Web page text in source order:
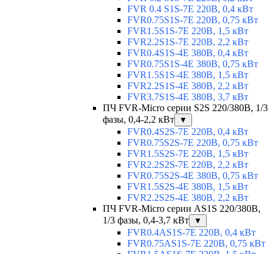
FVR 0.4 S1S-7E 220В, 0,4 кВт
FVR0.75S1S-7E 220В, 0,75 кВт
FVR1.5S1S-7E 220В, 1,5 кВт
FVR2.2S1S-7E 220В, 2,2 кВт
FVR0.4S1S-4E 380В, 0,4 кВт
FVR0.75S1S-4E 380В, 0,75 кВт
FVR1.5S1S-4E 380В, 1,5 кВт
FVR2.2S1S-4E 380В, 2,2 кВт
FVR3.7S1S-4E 380В, 3,7 кВт
ПЧ FVR-Micro серии S2S 220/380В, 1/3
фазы, 0,4-2,2 кВт
▼
FVR0.4S2S-7E 220В, 0,4 кВт
FVR0.75S2S-7E 220В, 0,75 кВт
FVR1.5S2S-7E 220В, 1,5 кВт
FVR2.2S2S-7E 220В, 2,2 кВт
FVR0.75S2S-4E 380В, 0,75 кВт
FVR1.5S2S-4E 380В, 1,5 кВт
FVR2.2S2S-4E 380В, 2,2 кВт
ПЧ FVR-Micro серии AS1S 220/380В,
1/3 фазы, 0,4-3,7 кВт
▼
FVR0.4AS1S-7E 220В, 0,4 кВт
FVR0.75AS1S-7E 220В, 0,75 кВт